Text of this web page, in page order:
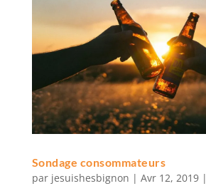
Sondage consommateurs
par jesuishesbignon | Avr 12, 2019|